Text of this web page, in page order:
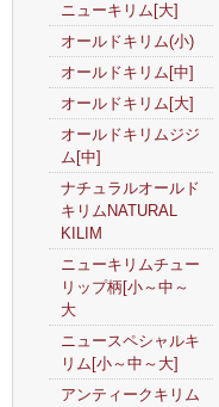
ニューキリム[大]
オールドキリム(小)
オールドキリム[中]
オールドキリム[大]
オールドキリムジジ
ム[中]
ナチュラルオールド
キリムNATURAL
KILIM
ニューキリムチュー
リップ柄[小～中～
大
ニュースペシャルキ
リム[小～中～大]
アンティークキリム